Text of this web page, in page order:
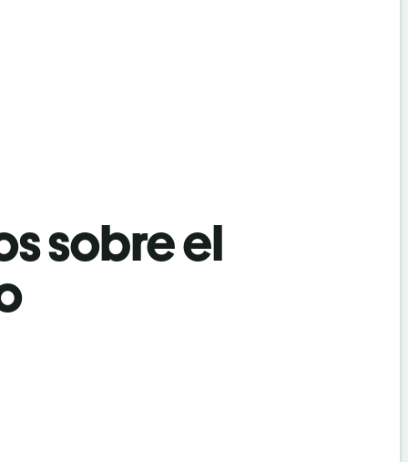
sobre el